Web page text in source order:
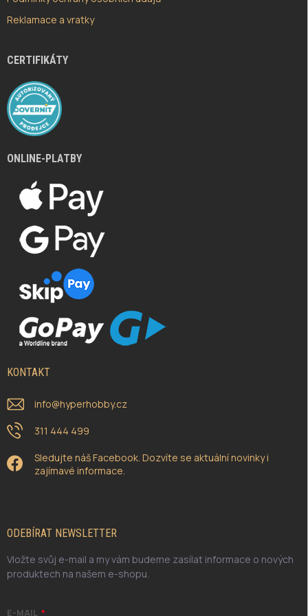
Reklamace a vratky
CERTIFIKÁTY
ONLINE-PLATBY
KONTAKT
info@hyperhobby.cz
311 444 499
Sledujte náš Facebook. Dozvíte se aktuální novinky i
zajímavé informace.
ODEBÍRAT NEWSLETTER
Vložte svůj e-mail a my vám budeme zasílat informace o nových
produktech na našem e-shopu.
E-MAIL